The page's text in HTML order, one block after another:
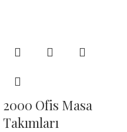
2000 Ofis Masa
Takımları